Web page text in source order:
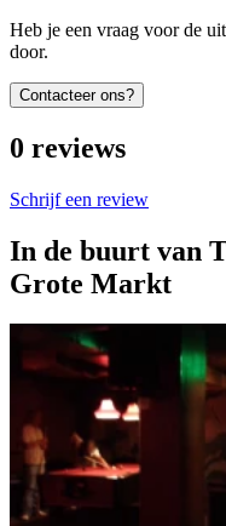
Heb je een vraag voor de
door.
Contacteer ons?
0 reviews
Schrijf een review
In de buurt van
Grote Markt